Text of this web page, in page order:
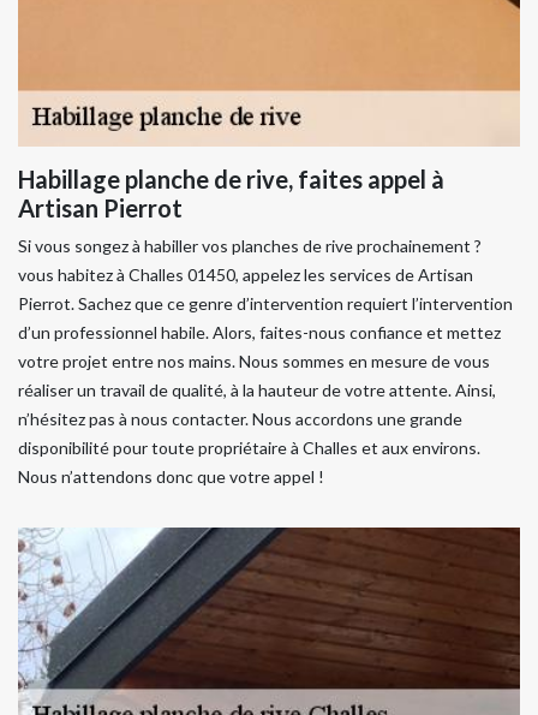
Habillage planche de rive, faites appel à
Artisan Pierrot
Si vous songez à habiller vos planches de rive prochainement ?
vous habitez à Challes 01450, appelez les services de Artisan
Pierrot. Sachez que ce genre d’intervention requiert l’intervention
d’un professionnel habile. Alors, faites-nous confiance et mettez
votre projet entre nos mains. Nous sommes en mesure de vous
réaliser un travail de qualité, à la hauteur de votre attente. Ainsi,
n’hésitez pas à nous contacter. Nous accordons une grande
disponibilité pour toute propriétaire à Challes et aux environs.
Nous n’attendons donc que votre appel !